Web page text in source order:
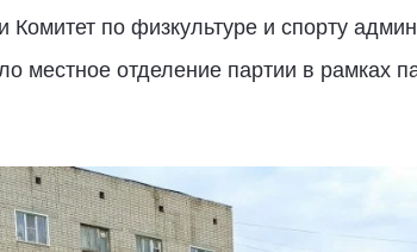
Комитет по физкультуре и спорту
местное отделение партии в рамках